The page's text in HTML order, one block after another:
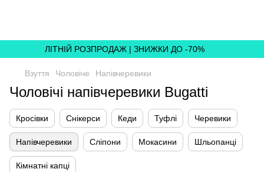
ЛІТНІЙ РОЗПРОДАЖ | ЗНИЖКИ ДО -70%
Взуття Чоловіче Напівчеревики
Чоловічі напівчеревики Bugatti
Кросівки Снікерси Кеди Туфлі Черевики
Напівчеревики Сліпони Мокасини Шльопанці
Кімнатні капці